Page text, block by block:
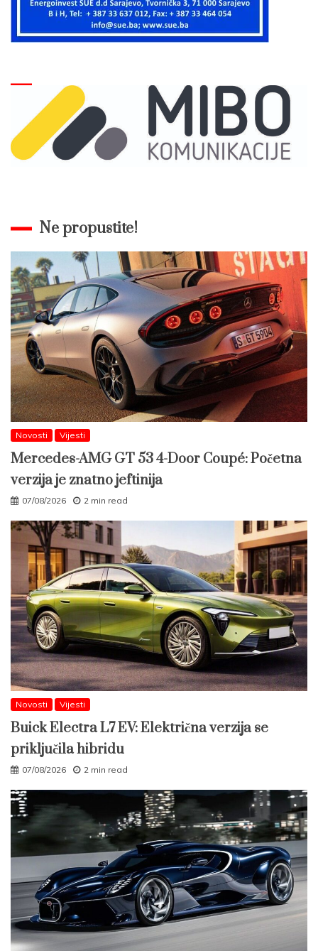
Ne propustite!
Novosti Vijesti
Mercedes-AMG GT 53 4-Door Coupé: Početna
verzija je znatno jeftinija
07/08/2026 2 min read
Novosti Vijesti
Buick Electra L7 EV: Električna verzija se
priključila hibridu
07/08/2026 2 min read